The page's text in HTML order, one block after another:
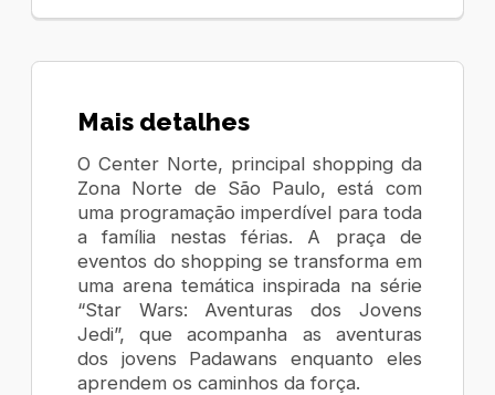
Mais detalhes
O Center Norte, principal shopping da
Zona Norte de São Paulo, está com
uma programação imperdível para toda
a família nestas férias. A praça de
eventos do shopping se transforma em
uma arena temática inspirada na série
“Star Wars: Aventuras dos Jovens
Jedi”, que acompanha as aventuras
dos jovens Padawans enquanto eles
aprendem os caminhos da força.